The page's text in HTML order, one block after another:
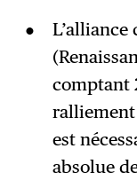
L’alliance
comptant
ralliement
est
absolue